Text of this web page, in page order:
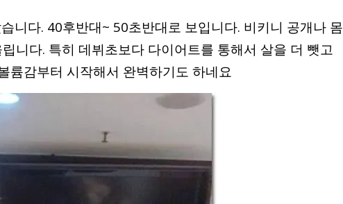
니다. 40후반대~ 50초반대로 보입니다. 비키니 공개나 몸
니다. 특히 데뷔초보다 다이어트를 통해서 살을 더 뺏고
륨감부터 시작해서 완벽하기도 하네요